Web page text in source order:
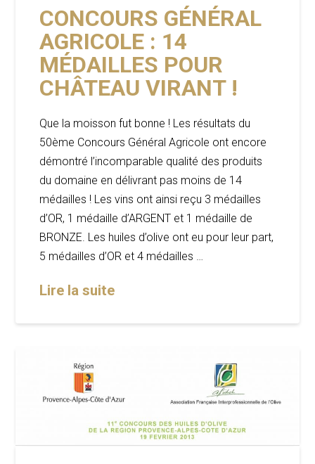
CONCOURS GÉNÉRAL
AGRICOLE : 14
MÉDAILLES POUR
CHÂTEAU VIRANT !
Que la moisson fut bonne ! Les résultats du
50ème Concours Général Agricole ont encore
démontré l’incomparable qualité des produits
du domaine en délivrant pas moins de 14
médailles ! Les vins ont ainsi reçu 3 médailles
d’OR, 1 médaille d’ARGENT et 1 médaille de
BRONZE. Les huiles d’olive ont eu pour leur part,
5 médailles d’OR et 4 médailles …
Lire la suite